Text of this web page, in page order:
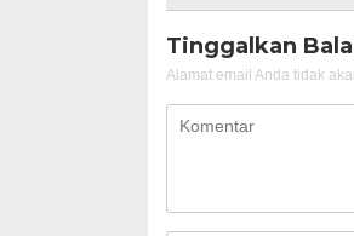
Tinggalkan
Alamat email Anda tidak